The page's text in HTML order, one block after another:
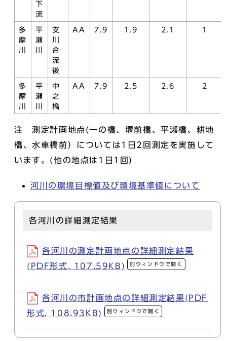
下
流
多
摩
川
平
瀬
川
支
川
合
流
後
AA 7.9 1.9 2.1 1
多
摩
川
平
瀬
川
中
之
橋
AA 7.9 2.5 2.6 2
注 測定計画地点(一の橋、堰前橋、平瀬橋、耕地
橋、水車橋前）については1日2回測定を実施して
います。(他の地点は1日1回)
河川の環境目標値及び環境基準値について
各河川の詳細測定結果
各河川の測定計画地点の詳細測定結果
(PDF形式, 107.59KB)
別ウィンドウで開く
各河川の市計画地点の詳細測定結果(PDF
形式, 108.93KB)
別ウィンドウで開く